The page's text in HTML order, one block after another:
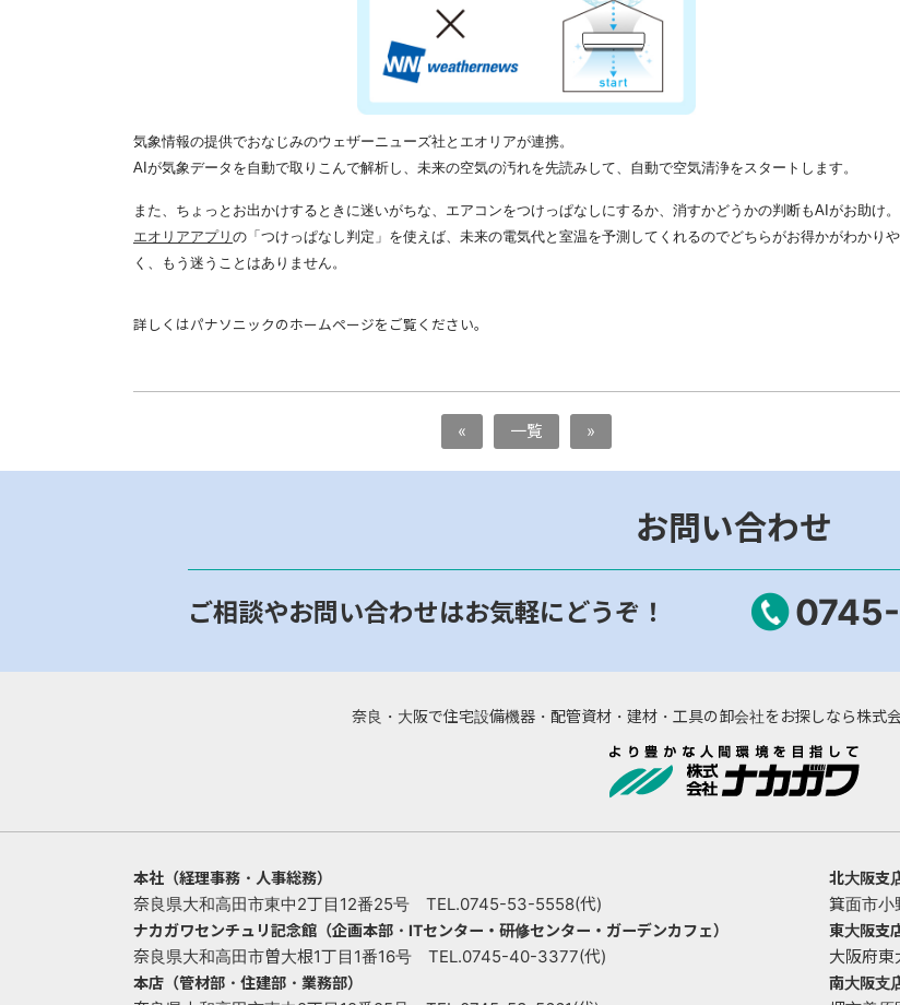
気象情報の提供でおなじみのウェザーニューズ社とエオリアが連携。
AIが気象データを自動で取りこんで解析し、未来の空気の汚れを先読みして、自動で空気清浄をスタートします。
また、ちょっとお出かけするときに迷いがちな、エアコンをつけっぱなしにするか、消すかどうかの判断もAIがお助け。
エオリアアプリ の「つけっぱなし判定」を使えば、未来の電気代と室温を予測してくれるのでどちらがお得かがわかり
く、もう迷うことはありません。
詳しくはパナソニックのホームページをご覧ください。
« 一覧 »
お問い合わせ
ご相談やお問い合わせはお気軽にどうぞ！
奈良・大阪で住宅設備機器・配管資材・建材・工具の卸会社をお探しなら株式
本社（経理事務・人事総務）
奈良県大和高田市東中2丁目12番25号 TEL.0745-53-5558(代)
ナカガワセンチュリ記念館（企画本部・ITセンター・研修センター・ガーデンカフェ）
奈良県大和高田市曽大根1丁目1番16号 TEL.0745-40-3377(代)
本店（管材部・住建部・業務部）
北大阪支
箕面市
東大阪支
大阪府
南大阪支